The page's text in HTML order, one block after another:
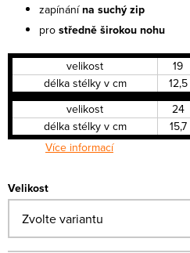
zapínánína suchý zip
pro středně širokou nohu
velikost 19
délka stélky v cm
12,5
velikost
24
délka stélky v cm
15,7
Více informací
Velikost